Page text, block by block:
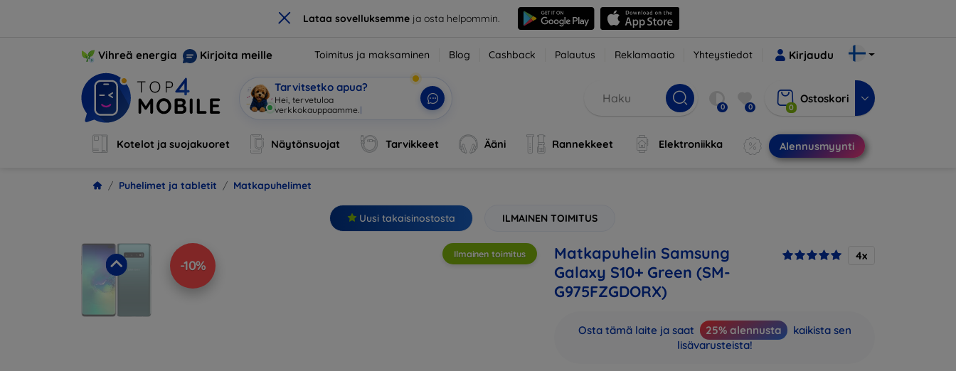
× Lataa sovelluksemmeja osta helpommin.
Vihreä energia Kirjoita meille Toimitus ja maksaminen Blog Cashback Palautus Reklamaatio Yhteystiedot Kirjaudu
Tarvitsetko apua?
Ole| 0 0 0
Ostoskori
Kotelot ja suojakuoret Näytönsuojat Tarvikkeet Ääni Rannekkeet Elektroniikka Alennusmyynti
Puhelimet ja tabletit Matkapuhelimet
Uusi takaisinostosta ILMAINEN TOIMITUS
-10%
Ilmainen toimitus
Matkapuhelin Samsung
Galaxy S10+ Green (SM-
G975FZGDORX)
4x
Osta tämä laite ja saat 25% alennusta
kaikista sen
lisävarusteista!